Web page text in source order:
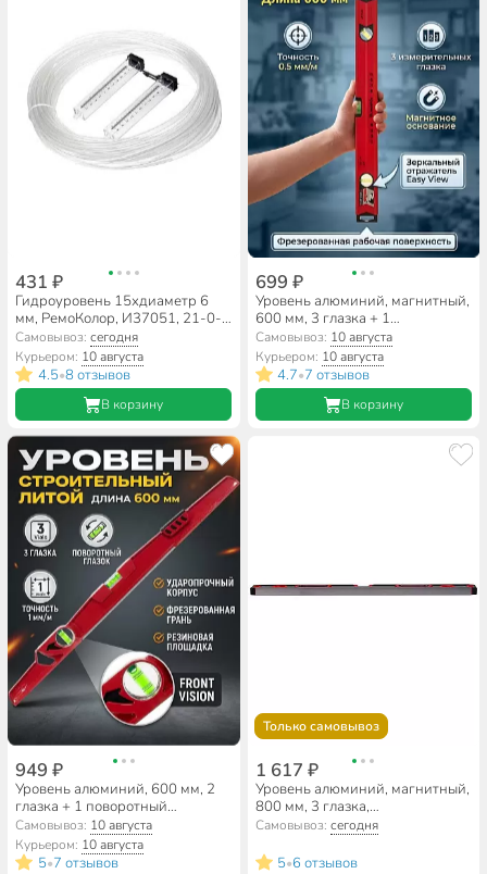
431 ₽
Гидроуровень 15хдиаметр 6
мм, РемоКолор, И37051, 21-0-
015
Самовывоз:сегодня
Курьером: 10 августа
4.5•8 отзывов
В корзину
699 ₽
Уровень алюминий, магнитный,
600 мм, 3 глазка + 1
поворотный зеркальный,
фрезерованная грань, Matrix,
34706
Самовывоз: 10 августа
Курьером: 10 августа
4.7•7 отзывов
В корзину
949 ₽
Уровень алюминий, 600 мм, 2
глазка + 1 поворотный
фронтальный, литой, Matrix,
34907
Самовывоз: 10 августа
Курьером: 10 августа
5•7 отзывов
Только самовывоз
1 617 ₽
Уровень алюминий, магнитный,
800 мм, 3 глазка,
фрезерованная грань, ADA,
Titan 80, А00511
Самовывоз: сегодня
5•6 отзывов